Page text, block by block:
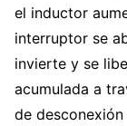
el inductor
interruptor se
invierte y se
acumulada a
de